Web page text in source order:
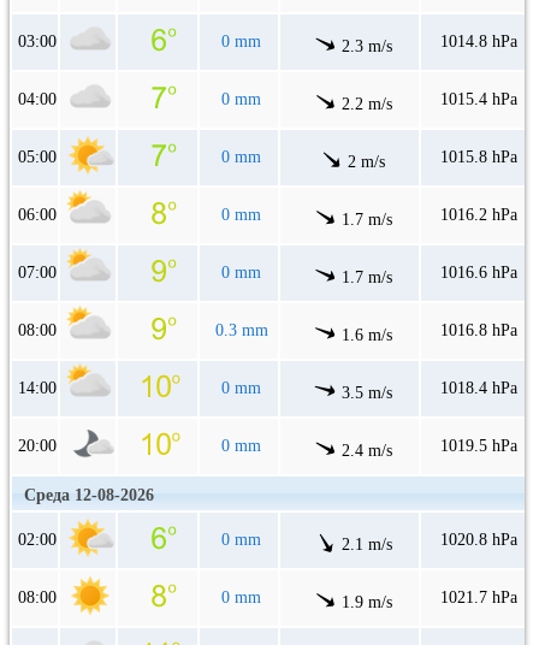
03:00 0 mm 2.3 m/s 1014.8 hPa
04:00 0 mm 2.2 m/s 1015.4 hPa
05:00 0 mm 2 m/s 1015.8 hPa
06:00 0 mm 1.7 m/s 1016.2 hPa
07:00 0 mm 1.7 m/s 1016.6 hPa
08:00 0.3 mm 1.6 m/s 1016.8 hPa
14:00 0 mm 3.5 m/s 1018.4 hPa
20:00 0 mm 2.4 m/s 1019.5 hPa
Среда 12-08-2026
02:00 0 mm 2.1 m/s 1020.8 hPa
08:00 0 mm 1.9 m/s 1021.7 hPa